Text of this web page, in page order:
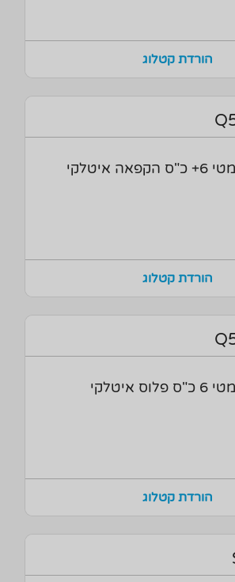
הורדת קטלוג
איטלקי
הורדת קטלוג
איטלקי
הורדת קטלוג